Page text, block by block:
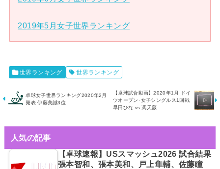
2019年5月女子世界ランキング
世界ランキング 世界ランキング
卓球女子世界ランキング2020年2月
発表 伊藤美誠3位
【卓球試合動画】2020年1月 ドイ
ツオープン･女子シングルス1回戦
早田ひな vs 馮天薇
人気の記事
【卓球速報】USスマッシュ2026 試合結果
張本智和、張本美和、戸上隼輔、佐藤瞳